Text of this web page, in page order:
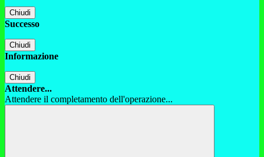
Chiudi
Successo
Chiudi
Informazione
Chiudi
Attendere...
Attendere il completamento dell'operazione...